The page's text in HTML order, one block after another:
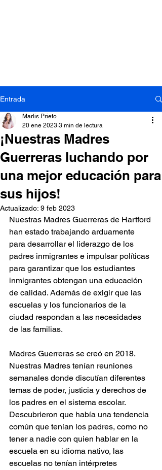
Entrada
¡Nuestras Madres
Guerreras luchando por
una mejor educación para
sus hijos!
‎Marlis Prieto
20 ene 2023 3 min de lectura
Actualizado: 9 feb 2023
Nuestras Madres Guerreras de Hartford
han estado trabajando arduamente
para desarrollar el liderazgo de los
padres inmigrantes e impulsar políticas
para garantizar que los estudiantes
inmigrantes obtengan una educación
de calidad. Además de exigir que las
escuelas y los funcionarios de la
ciudad respondan a las necesidades
de las familias.
Madres Guerreras se creó en 2018.
Nuestras Madres tenían reuniones
semanales donde discutían diferentes
temas de poder, justicia y derechos de
los padres en el sistema escolar.
Descubrieron que había una tendencia
común que tenían los padres, como no
tener a nadie con quien hablar en la
escuela en su idioma nativo, las
escuelas no tenían intérpretes